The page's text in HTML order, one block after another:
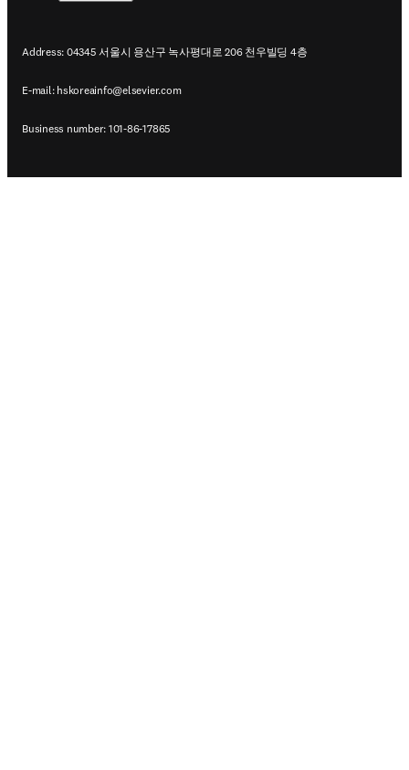
Address: 04345 서울시 용산구 녹사평대로 206 천우빌딩 4층
E-mail: hskoreainfo@elsevier.com
Business number: 101-86-17865